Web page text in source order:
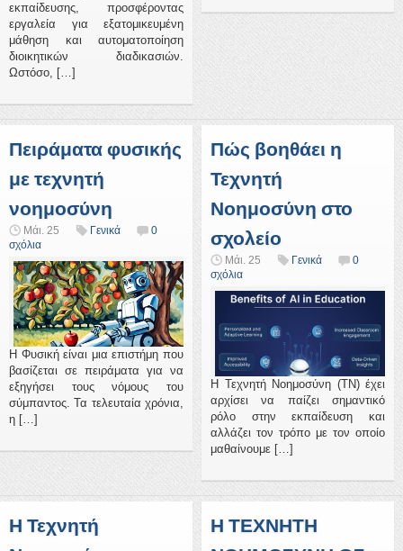
εκπαίδευσης, προσφέροντας
εργαλεία για εξατομικευμένη
μάθηση και αυτοματοποίηση
διοικητικών διαδικασιών.
Ωστόσο, […]
Πειράματα φυσικής
με τεχνητή
νοημοσύνη
Μάι. 25 Γενικά
0
σχόλια
Η Φυσική είναι μια επιστήμη που
βασίζεται σε πειράματα για να
εξηγήσει τους νόμους του
σύμπαντος. Τα τελευταία χρόνια,
η […]
Πώς βοηθάει η
Τεχνητή
Νοημοσύνη στο
σχολείο
Μάι. 25 Γενικά
0
σχόλια
Η Τεχνητή Νοημοσύνη (ΤΝ) έχει
αρχίσει να παίζει σημαντικό
ρόλο στην εκπαίδευση και
αλλάζει τον τρόπο με τον οποίο
μαθαίνουμε […]
Η Τεχνητή
Η ΤΕΧΝΗΤΗ